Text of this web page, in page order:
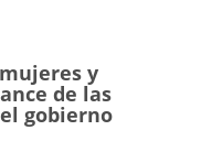
y
de las
gobierno